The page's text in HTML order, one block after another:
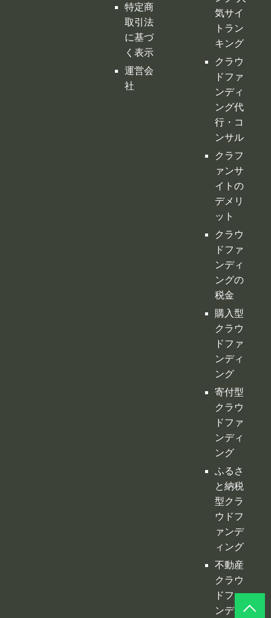
ング代
行・コ
ンサル
クラフ
ァンサ
イトの
デメリ
ット
クラウ
ドファ
ンディ
ングの
税金
購入型
クラウ
ドファ
ンディ
ング
寄付型
クラウ
ドファ
ンディ
ング
ふるさ
と納税
型クラ
ウドフ
ァンデ
ィング
不動産
クラウ
ドファ
ンディ
ング
投資型
クラウ
ドファ
ンディ
ング